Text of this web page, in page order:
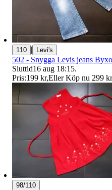
110 | Levi's
502 - Snygga Levis jeans
Sluttid16 aug 18:15.
Pris:199 kr,Eller Köp nu 299 kr
98/110